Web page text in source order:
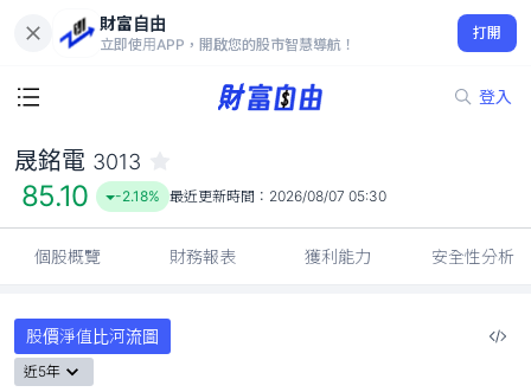
財富自由
立即使用APP，開啟您的股市智慧導航！
打開
登入
85.10
-2.18%
晟銘電 3013
85.10 -2.18% 最近更新時間： 2026/08/07 05:30
個股概覽 財務報表 獲利能力 安全性分析
股價淨值比河流圖
近5年